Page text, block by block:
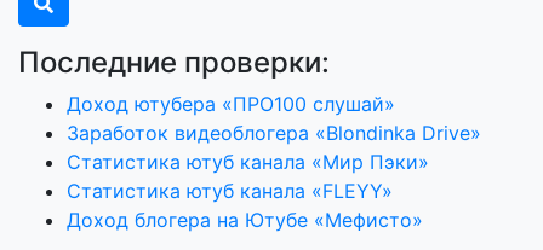
Последние проверки:
Доход ютубера «ПРО100 слушай»
Заработок видеоблогера «Blondinka Drive»
Статистика ютуб канала «Мир Пэки»
Статистика ютуб канала «FLEYY»
Доход блогера на Ютубе «Мефисто»